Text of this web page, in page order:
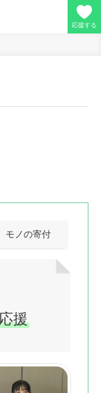
応援する
モノの寄付
援